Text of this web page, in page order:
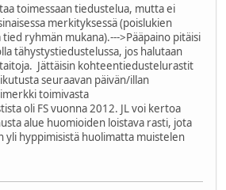
toimessaan tiedustelua, mutta ei
merkityksessä (poislukien
ryhmän mukana).--->Pääpaino pitäisi
tähystystiedustelussa, jos halutaan
Jättäisin kohteentiedustelurastit
seuraavan päivän/illan
toimivasta
oli FS vuonna 2012. JL voi kertoa
alue huomioiden loistava rasti, jota
yli hyppimisistä huolimatta muistelen